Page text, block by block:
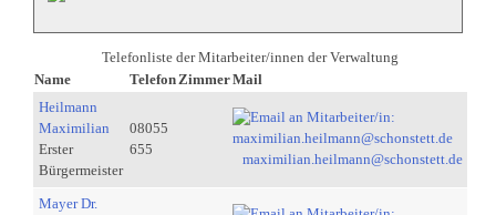
Telefonliste der Mitarbeiter/innen der Verwaltung
Name
Telefon ZimmerMail
Heilmann
Maximilian
Erster
Bürgermeister
08055
655
maximilian.heilmann@schonstett.de
Mayer Dr.